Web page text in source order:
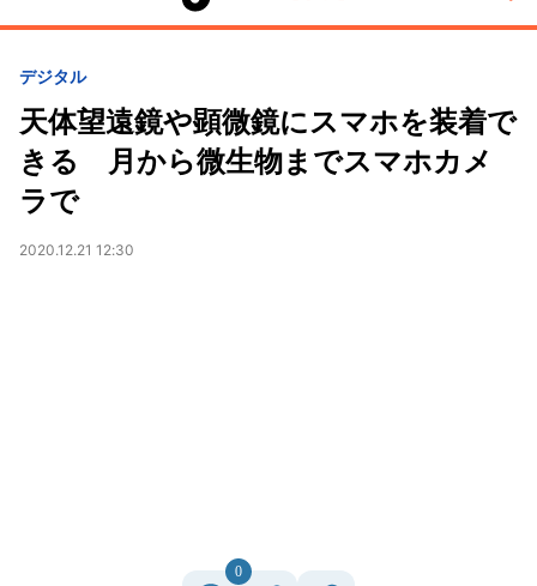
デジタル
天体望遠鏡や顕微鏡にスマホを装着で
きる 月から微生物までスマホカメ
ラで
2020.12.21 12:30
0